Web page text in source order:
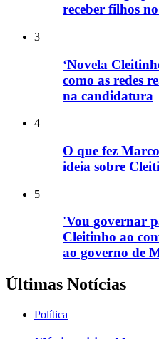
receber filhos
3
‘Novela
como as redes
na candidatura
4
O que fez
ideia sobre
5
'Vou governar
Cleitinho ao
ao governo de
Últimas Notícias
Política